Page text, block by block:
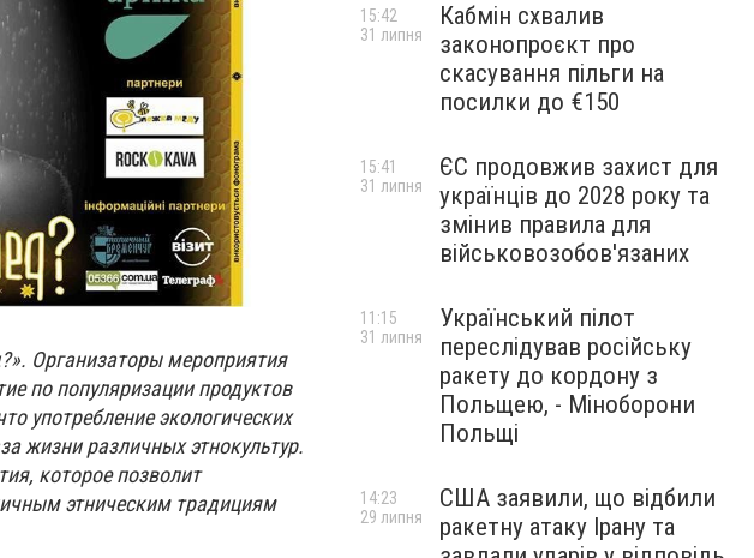
Организаторы мероприятия
по популяризации продуктов
употребление экологических
жизни различных этнокультур.
которое позволит
этническим традициям
Кабмін схвалив
законопроєкт про
скасування пільги на
посилки до €150
15:42
31 липня
ЄС продовжив захист для
українців до 2028 року та
змінив правила для
військовозобов'язаних
15:41
31 липня
Український пілот
переслідував російську
ракету до кордону з
Польщею, - Міноборони
Польщі
11:15
31 липня
США заявили, що відбили
ракетну атаку Ірану та
14:23
29 липня